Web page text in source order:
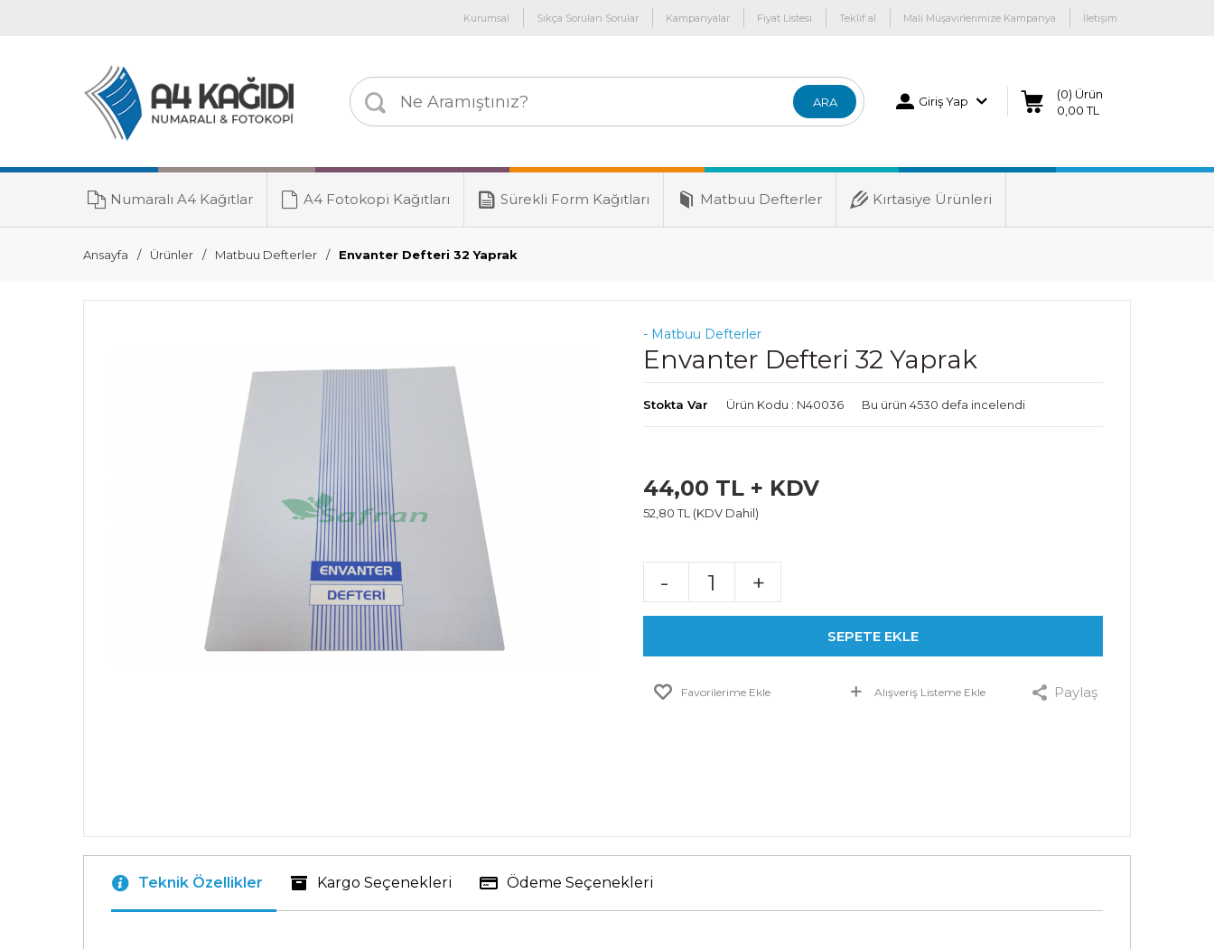
Kurumsal Sıkça Sorulan Sorular Kampanyalar Fiyat Listesi Teklif al Mali Müşavirlerimize Kampanya İletişim
ARA Giriş Yap
(0) Ürün
0,00 TL
Numaralı A4 Kağıtlar A4 Fotokopi Kağıtları Sürekli Form Kağıtları Matbuu Defterler Kırtasiye Ürünleri
Toner Grubu
Ansayfa Ürünler Matbuu Defterler Envanter Defteri 32 Yaprak
- Matbuu Defterler
Envanter Defteri 32 Yaprak
Stokta Var Ürün Kodu : N40036 Bu ürün 4530 defa incelendi
44,00 TL + KDV
52,80 TL (KDV Dahil)
- +
SEPETE EKLE
Favorilerime Ekle Alışveriş Listeme Ekle Paylaş
Teknik Özellikler Kargo Seçenekleri Ödeme Seçenekleri